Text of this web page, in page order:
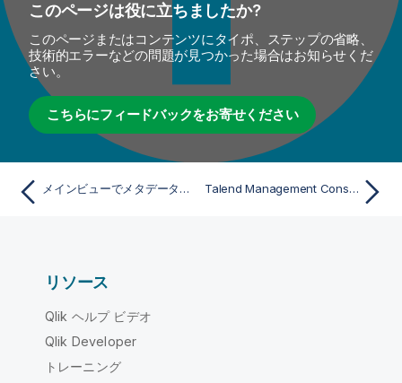
このページは役に立ちましたか?
このページまたはコンテンツにタイポ、ステップの省略、
技術的エラーなどの問題が見つかった場合はお知らせくだ
さい。
こちらにフィードバックをお寄せください
メインビューでメタデータ情報を追加 Talend Management Console内のメタデータ
リソース
Qlik ヘルプ ビデオ
Qlik Developer
トレーニング